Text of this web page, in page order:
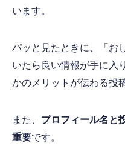
います。
パッと見たときに、「お
いたら良い情報が手に入
かのメリットが伝わる投
また、 プロフィール名と
重要です。